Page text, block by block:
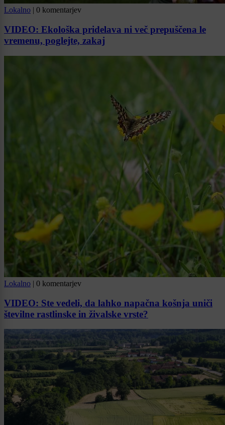
Lokalno 0 komentarjev
VIDEO: Ekološka pridelava ni več prepuščena le
vremenu, poglejte, zakaj
Lokalno | 0 komentarjev
VIDEO: Ste vedeli, da lahko napačna košnja uniči
številne rastlinske in živalske vrste?